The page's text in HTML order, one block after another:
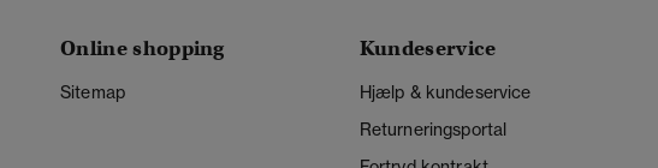
Online shopping
Sitemap
Kundeservice
Hjælp & kundeservice
Returneringsportal